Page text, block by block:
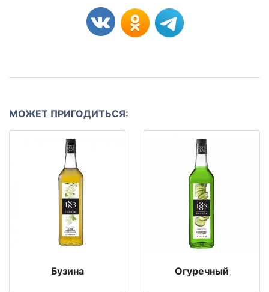
МОЖЕТ ПРИГОДИТЬСЯ:
Бузина Огуречный